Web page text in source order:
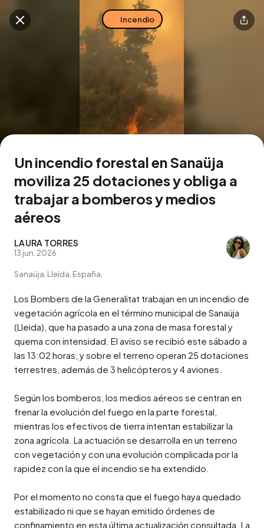
Buscar en esta zona
Incendio
Un incendio forestal en Sanaüja
moviliza 25 dotaciones y obliga a
trabajar a bomberos y medios
aéreos
LAURA TORRES
13 jun. 2026
Sanaüja, Lleida, España,
Los Bombers de la Generalitat trabajan en un incendio de
vegetación agrícola en el término municipal de Sanaüja
(Lleida), que ha pasado a una zona de masa forestal y
quema con intensidad. El aviso se recibió este sábado a
las 13:02 horas, y sobre el terreno operan 25 dotaciones
terrestres, además de 3 helicópteros y 4 aviones.
Según los bomberos, los medios aéreos se centran en
frenar la evolución del fuego en la parte forestal,
mientras los efectivos de tierra intentan estabilizar la
zona agrícola. La actuación se desarrolla en un terreno
con vegetación y con una evolución complicada por la
rapidez con la que el incendio se ha extendido.
Por el momento no consta que el fuego haya quedado
estabilizado ni que se hayan emitido órdenes de
confinamiento en esta última actualización consultada. La